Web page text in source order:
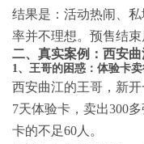
结果是：活动热闹、
率并不理想。预售结
二、真实案例：西安
1、王哥的困惑：体验卡
西安曲江的王哥，新
7天体验卡，卖出300
卡的不足60人。